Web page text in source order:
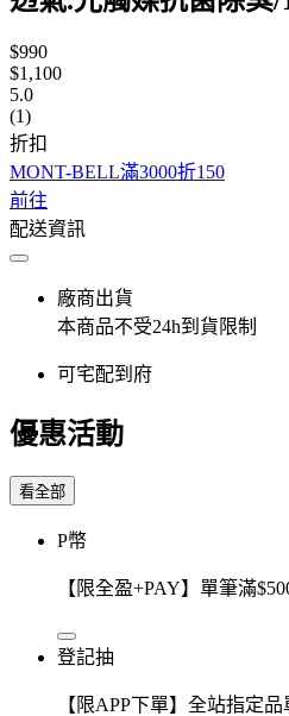
$990
$1,100
5.0
(1)
折扣
MONT-BELL滿3000折150
前往
配送資訊
廠商出貨
本商品不受24h到貨限制
可宅配到府
優惠活動
看全部
P幣
【限全盈+PAY】單筆滿
登記抽
【限APP下單】全站指定